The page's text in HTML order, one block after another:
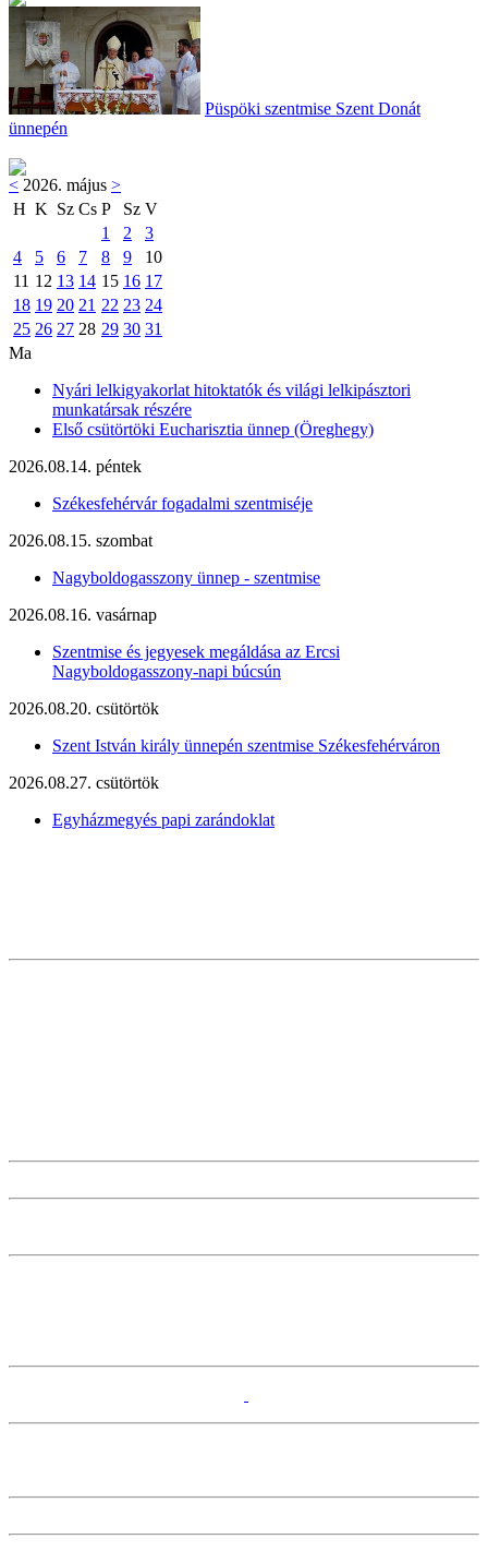
Püspöki szentmise Szent Donát
ünnepén
< 2026. május >
H K Sz Cs P Sz V
1
2
3
4
5 6 7 8 9
10
11 12 13 14 15 16 17
18 19 20 21 22 23 24
25 26 27 28 29 30 31
Ma
Nyári lelkigyakorlat hitoktatók és világi lelkipásztori
munkatársak részére
Első csütörtöki Eucharisztia ünnep (Öreghegy)
2026.08.14. péntek
Székesfehérvár fogadalmi szentmiséje
2026.08.15. szombat
Nagyboldogasszony ünnep - szentmise
2026.08.16. vasárnap
Szentmise és jegyesek megáldása az Ercsi
Nagyboldogasszony-napi búcsún
2026.08.20. csütörtök
Szent István király ünnepén szentmise Székesfehérváron
2026.08.27. csütörtök
Egyházmegyés papi zarándoklat